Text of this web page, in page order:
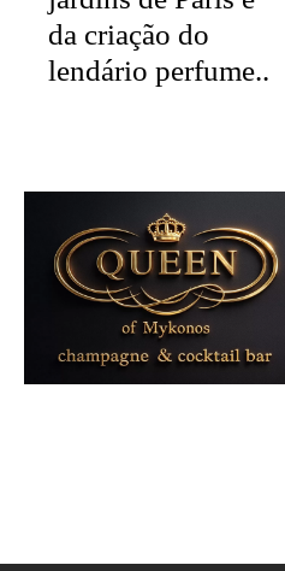
da criação do
lendário perfume..